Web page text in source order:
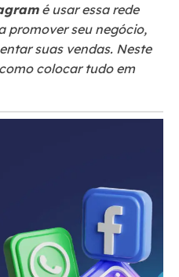
é usar essa rede
promover seu negócio,
suas vendas. Neste
colocar tudo em